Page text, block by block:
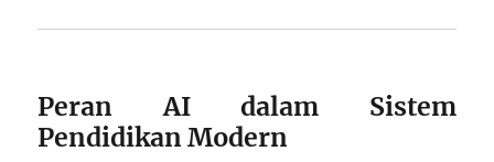
Peran AI dalam Sistem
Pendidikan Modern